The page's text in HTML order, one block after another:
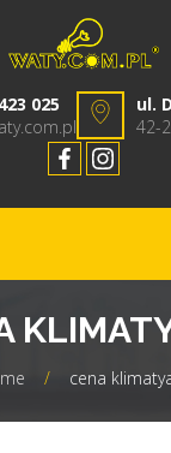
025
ul.
42-
/ cena